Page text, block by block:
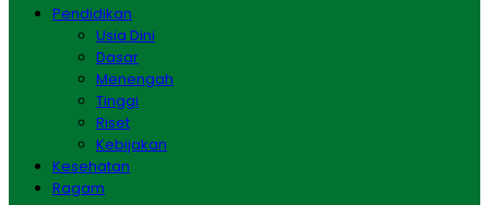
Pendidikan
Usia Dini
Dasar
Menengah
Tinggi
Riset
Kebijakan
Kesehatan
Ragam